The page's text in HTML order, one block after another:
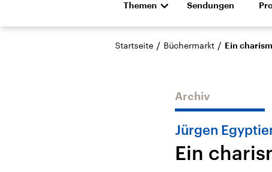
Themen
Die Nachrichten Politik
Hörspiel und Feature Musik
Landtagswahl Sachsen-
USA
Sendungen
Startseite / Büchermarkt / Ein
Archiv
Jürgen
Ein